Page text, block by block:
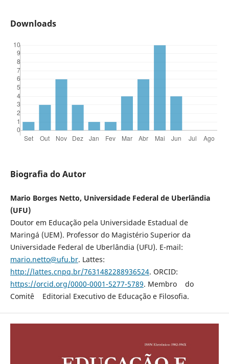
Downloads
Biografia do Autor
Mario Borges Netto, Universidade Federal de Uberlândia
(UFU)
Doutor em Educação pela Universidade Estadual de
Maringá (UEM). Professor do Magistério Superior da
Universidade Federal de Uberlândia (UFU). E-mail:
mario.netto@ufu.br. Lattes:
http://lattes.cnpq.br/7631482288936524. ORCID:
https://orcid.org/0000-0001-5277-5789. Membro do
Comitê Editorial Executivo de Educação e Filosofia.